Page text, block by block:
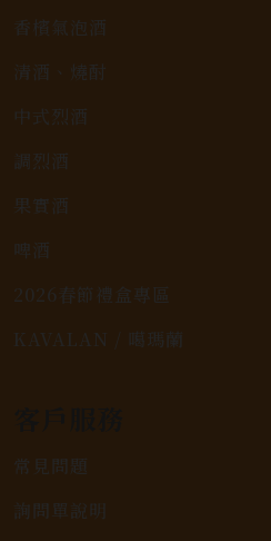
香檳氣泡酒
清酒、燒酎
中式烈酒
調烈酒
果實酒
啤酒
2026春節禮盒專區
KAVALAN / 噶瑪蘭
常見問題
詢問單說明